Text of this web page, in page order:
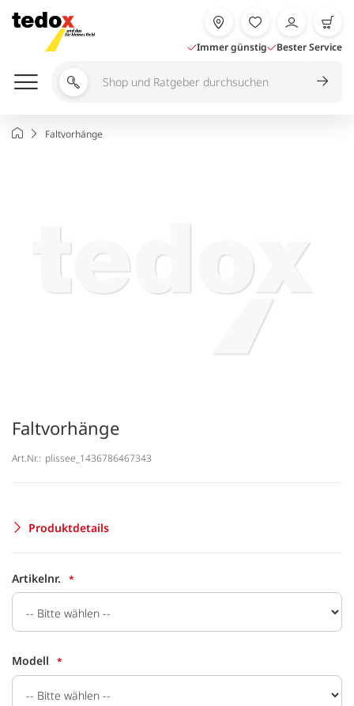
Inhalt
springen
Immer günstig Bester Service
Shop
durchsuchen
StartseiteFaltvorhänge
Faltvorhänge
Art.Nr.: plissee_1436786467343
Produktdetails
Artikelnr.
Modell